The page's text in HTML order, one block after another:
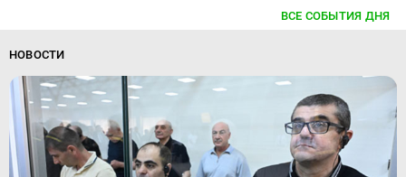
ВСЕ СОБЫТИЯ ДНЯ
НОВОСТИ